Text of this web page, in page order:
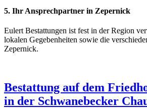
5. Ihr Ansprechpartner in Zepernick
Eulert Bestattungen ist fest in der Region
lokalen Gegebenheiten sowie die
Zepernick.
Bestattung auf dem
in der Schwanebecker